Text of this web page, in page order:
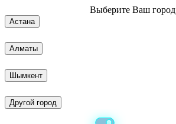
Выберите Ваш город
Астана
Алматы
Шымкент
Другой город